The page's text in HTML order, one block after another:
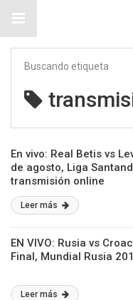
Buscando etiqueta
En vivo: Real Betis vs
de agosto, Liga
transmisión online
Leer más
EN VIVO: Rusia vs
Final, Mundial Rusia
Leer más